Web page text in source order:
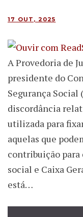
17 OUT, 2025
A Provedoria de
presidente do
Segurança Social
discordância
utilizada para
aquelas que
contribuição para
social e Caixa
está…